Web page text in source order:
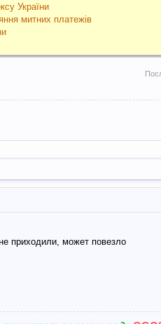
України
митних платежів
приходили, может повезло